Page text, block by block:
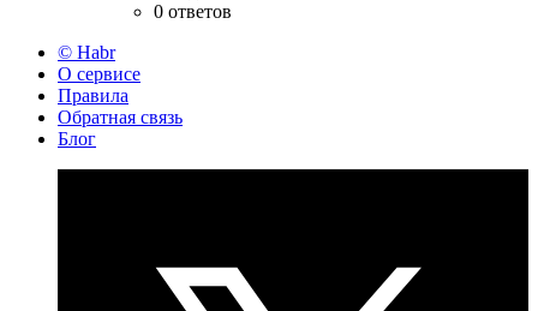
0 ответов
© Habr
О сервисе
Правила
Обратная связь
Блог